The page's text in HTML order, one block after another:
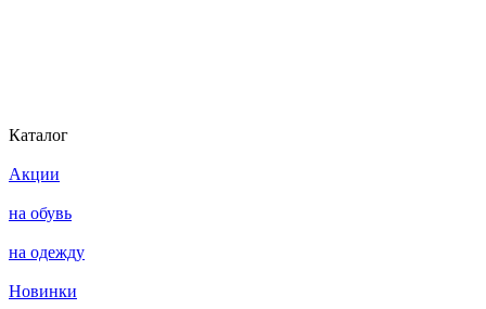
Каталог
Акции
на обувь
на одежду
Новинки